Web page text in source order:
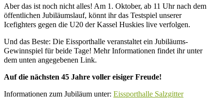
Aber das ist noch nicht alles! Am 1. Oktober, ab 11 Uhr nach dem
öffentlichen Jubiläumslauf, könnt ihr das Testspiel unserer
Icefighters gegen die U20 der Kassel Huskies live verfolgen.
Und das Beste: Die Eissporthalle veranstaltet ein Jubiläums-
Gewinnspiel für beide Tage! Mehr Informationen findet ihr unter
dem unten angegebenen Link.
Auf die nächsten 45 Jahre voller eisiger Freude!
Informationen zum Jubiläum unter: Eissporthalle Salzgitter